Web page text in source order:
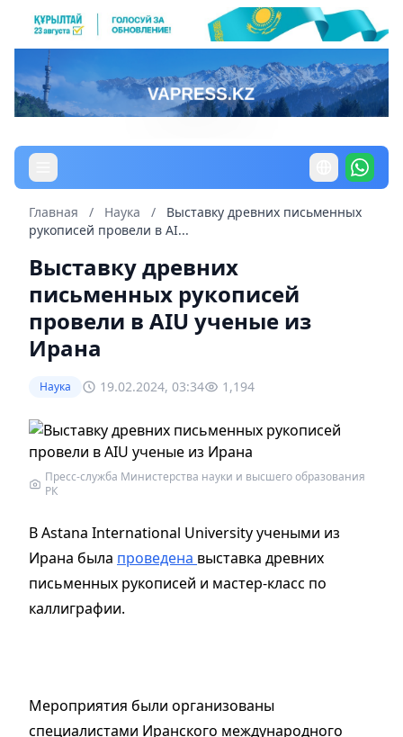
Главная / Наука /
Выставку древних письменных
рукописей провели в АI...
Выставку древних
письменных рукописей
провели в АIU ученые из
Ирана
Наука 19.02.2024, 03:34 1,194
Пресс-служба Министерства науки и высшего образования
РК
В Astana International University учеными из
Ирана была проведена выставка древних
письменных рукописей и мастер-класс по
каллиграфии.
Мероприятия были организованы
специалистами Иранского международного